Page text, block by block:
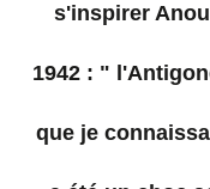
s'inspirer
1942 : "
que je